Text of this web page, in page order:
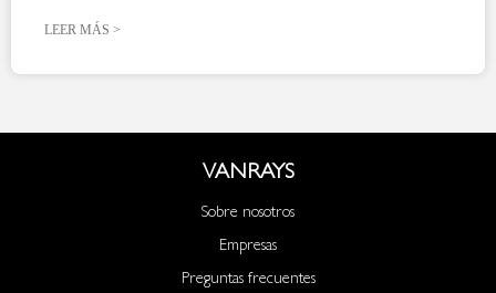
LEER MÁS >
VANRAYS
Sobre nosotros
Empresas
Preguntas frecuentes